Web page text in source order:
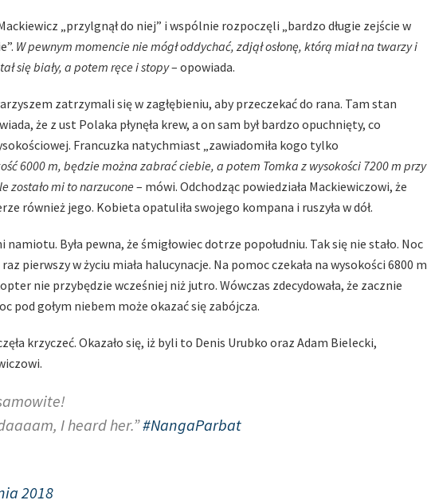
„przylgnął do niej” i wspólnie rozpoczęli „bardzo długie zejście w
W pewnym momencie nie mógł oddychać, zdjął osłonę, którą miał na twarzy i
się biały, a potem ręce i stopy– opowiada.
zatrzymali się w zagłębieniu, aby przeczekać do rana. Tam stan
że z ust Polaka płynęła krew, a on sam był bardzo opuchnięty, co
Francuzka natychmiast „zawiadomiła kogo tylko
6000 m, będzie można zabrać ciebie, a potem Tomka z wysokości 7200 m przy
zostało mi to narzucone – mówi. Odchodząc powiedziała Mackiewiczowi, że
również jego. Kobieta opatuliła swojego kompana i ruszyła w dół.
Była pewna, że śmigłowiec dotrze popołudniu. Tak się nie stało. Noc
pierwszy w życiu miała halucynacje. Na pomoc czekała na wysokości 6800 m
nie przybędzie wcześniej niż jutro. Wówczas zdecydowała, że zacznie
pod gołym niebem może okazać się zabójcza.
krzyczeć. Okazało się, iż byli to Denis Urubko oraz Adam Bielecki,
I heard her.”#NangaParbat
2018